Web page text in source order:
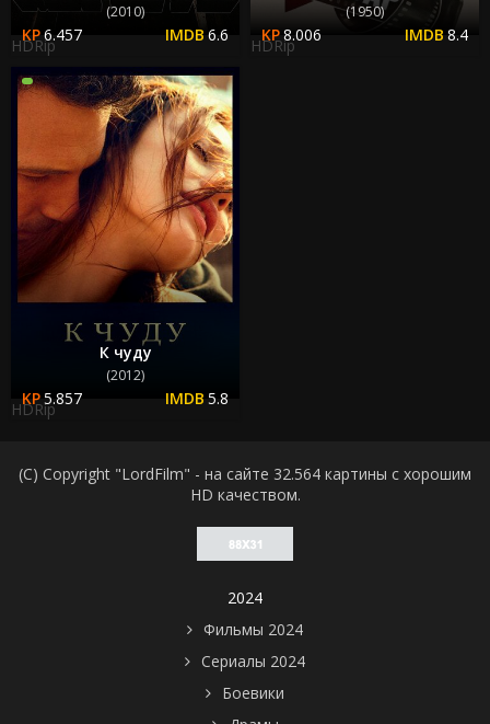
(2010)
6.457 6.6
HDRip
(1950)
8.006 8.4
HDRip
К чуду
(2012)
5.857 5.8
HDRip
(C) Copyright "LordFilm" - на сайте 32.564 картины с хорошим
HD качеством.
2024
Фильмы 2024
Сериалы 2024
Боевики